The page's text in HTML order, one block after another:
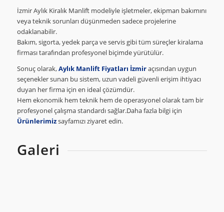
İzmir Aylık Kiralık Manlift modeliyle işletmeler, ekipman bakımını
veya teknik sorunları düşünmeden sadece projelerine
odaklanabilir.
Bakım, sigorta, yedek parça ve servis gibi tüm süreçler kiralama
firması tarafından profesyonel biçimde yürütülür.
Sonuç olarak,Aylık Manlift Fiyatları İzmiraçısından uygun
seçenekler sunan bu sistem, uzun vadeli güvenli erişim ihtiyacı
duyan her firma için en ideal çözümdür.
Hem ekonomik hem teknik hem de operasyonel olarak tam bir
profesyonel çalışma standardı sağlar.Daha fazla bilgi için
Ürünlerimizsayfamızı ziyaret edin.
Galeri